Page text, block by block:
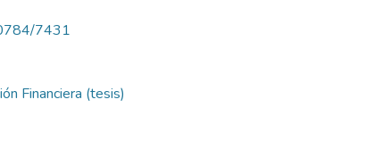
7431
Financiera (tesis)